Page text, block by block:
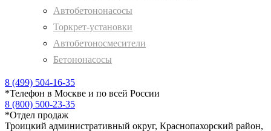
Автобетононасосы
Торкрет-установки
Автобетоносмесители
Бетононасосы
8 (499) 504-16-35
*Телефон в Москве и по всей России
8 (800) 500-23-35
*Отдел продаж
Троицкий административный округ, Краснопахорский район,